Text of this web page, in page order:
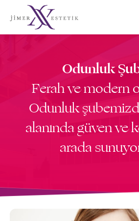
Odunluk
Ferah ve modern
Odunluk
alanında güven ve
arada